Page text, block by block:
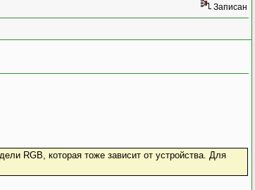
Записан
RGB, которая тоже зависит от устройства. Для